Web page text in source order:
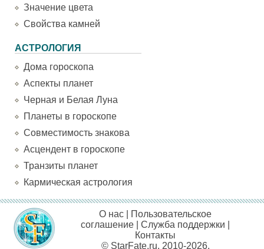
Значение цвета
Свойства камней
АСТРОЛОГИЯ
Дома гороскопа
Аспекты планет
Черная и Белая Луна
Планеты в гороскопе
Совместимость знакова
Асцендент в гороскопе
Транзиты планет
Кармическая астрология
О нас
Пользовательское
соглашение |Служба поддержки
Контакты
© StarFate.ru, 2010-2026.